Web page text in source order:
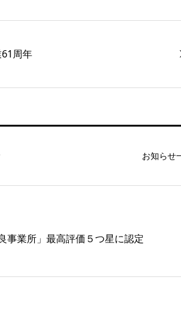
周年
お知らせ
事業所」最高評価５つ星に認定